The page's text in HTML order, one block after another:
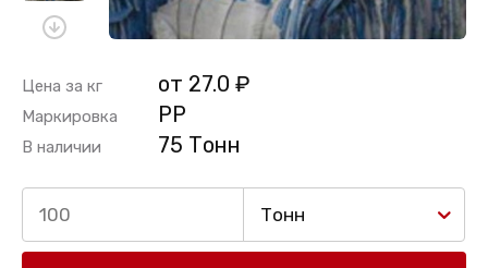
Цена за кг от 27.0 ₽
Маркировка PP
В наличии 75 Тонн
Тонн